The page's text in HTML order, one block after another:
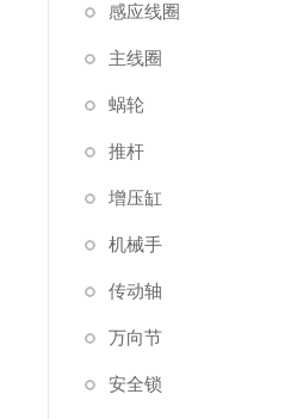
感应线圈
主线圈
蜗轮
推杆
增压缸
机械手
传动轴
万向节
安全锁